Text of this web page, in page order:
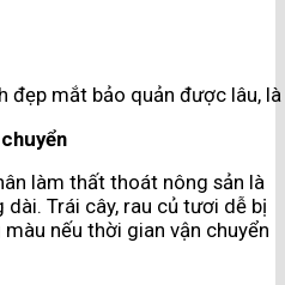
đẹp mắt bảo quản được lâu,
làm thất thoát nông sản là
Trái cây, rau củ tươi dễ bị
nếu thời gian vận chuyển